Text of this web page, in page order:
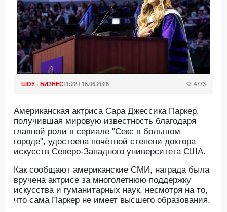
ШОУ - БИЗНЕС11:22 / 16.06.2026 4773
Американская актриса Сара Джессика Паркер,
получившая мировую известность благодаря
главной роли в сериале "Секс в большом
городе", удостоена почётной степени доктора
искусств Северо-Западного университета США.
Как сообщают американские СМИ, награда была
вручена актрисе за многолетнюю поддержку
искусства и гуманитарных наук, несмотря на то,
что сама Паркер не имеет высшего образования.